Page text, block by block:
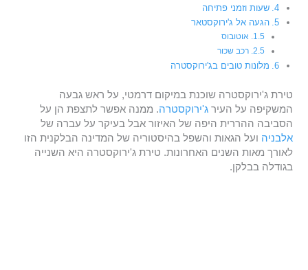
שעות וזמני פתיחה
הגעה אל ג'ירוקסטאר
אוטובוס
רכב שכור
מלונות טובים בג'ירוקסטרה
טירת ג'ירוקסטרה שוכנת במיקום דרמטי, על ראש גבעה
המשקיפה על העירג'ירוקסטרה. ממנה אפשר לתצפת הן על
הסביבה ההררית היפה של האיזור אבל בעיקר על עברה של
אלבניה ועל הגאות והשפל בהיסטוריה של המדינה הבלקנית הזו
לאורך מאות השנים האחרונות. טירת ג'ירוקסטרה היא השנייה
בגודלה בבלקן.